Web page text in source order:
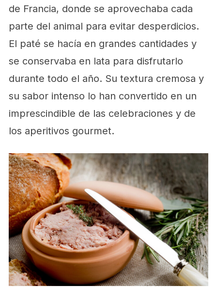
de Francia, donde se aprovechaba cada
parte del animal para evitar desperdicios.
El paté se hacía en grandes cantidades y
se conservaba en lata para disfrutarlo
durante todo el año. Su textura cremosa y
su sabor intenso lo han convertido en un
imprescindible de las celebraciones y de
los aperitivos gourmet.